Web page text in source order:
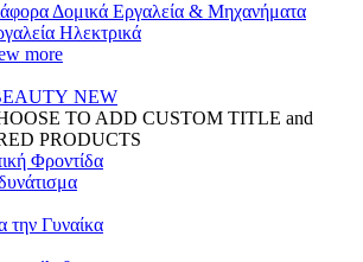
Δομικά Εργαλεία & Μηχανήματα
Ηλεκτρικά
more
NEW
TO ADD CUSTOM TITLE and
PRODUCTS
Φροντίδα
την Γυναίκα